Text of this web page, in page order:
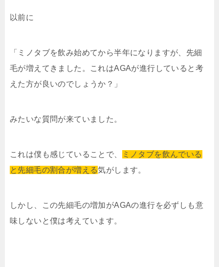
以前に
「ミノタブを飲み始めてから半年になりますが、先細
毛が増えてきました。これはAGAが進行していると考
えた方が良いのでしょうか？」
みたいな質問が来ていました。
これは僕も感じていることで、
ミノタブを飲んでいる
と先細毛の割合が増える気がします。
しかし、この先細毛の増加がAGAの進行を必ずしも意
味しないと僕は考えています。